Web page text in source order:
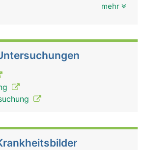
mehr